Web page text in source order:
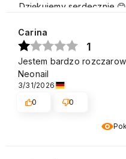
Dziękujemy serdecznie
zakupu. Pozdrawiamy
Carina
1
Jestem bardzo
Neonail
3/31/2026
0
0